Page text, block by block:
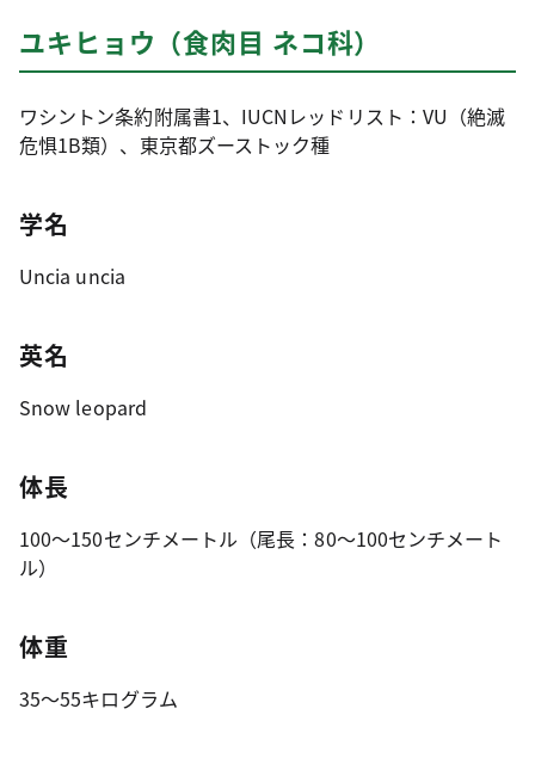
ユキヒョウ（食肉目 ネコ科）
ワシントン条約附属書1、IUCNレッドリスト：VU（絶滅
危惧1B類）、東京都ズーストック種
学名
Uncia uncia
英名
Snow leopard
体長
100～150センチメートル（尾長：80～100センチメート
ル）
体重
35～55キログラム